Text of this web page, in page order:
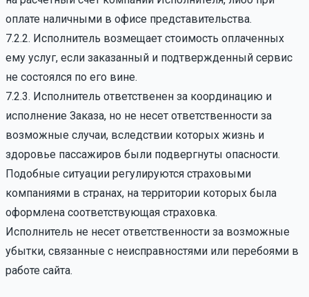
оплате наличными в офисе представительства.
7.2.2. Исполнитель возмещает стоимость оплаченных
ему услуг, если заказанный и подтвержденный сервис
не состоялся по его вине.
7.2.3. Исполнитель ответственен за координацию и
исполнение Заказа, но не несет ответственности за
возможные случаи, вследствии которых жизнь и
здоровье пассажиров были подвергнуты опасности.
Подобные ситуации регулируются страховыми
компаниями в странах, на территории которых была
оформлена соответствующая страховка.
Исполнитель не несет ответственности за возможные
убытки, связанные с неисправностями или перебоями в
работе сайта.